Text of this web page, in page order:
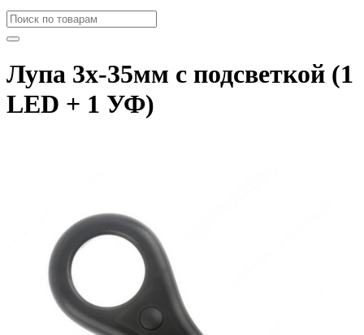
Лупа 3x-35мм с подсветкой (1
LED + 1 УФ)